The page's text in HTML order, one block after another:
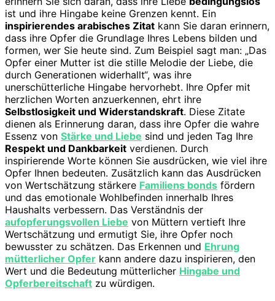
ist und ihre Hingabe keine Grenzen kennt. Ein
inspirierendes arabisches Zitat kann Sie daran erinnern,
dass ihre Opfer die Grundlage Ihres Lebens bilden und
formen, wer Sie heute sind. Zum Beispiel sagt man: „Das
Opfer einer Mutter ist die stille Melodie der Liebe, die
durch Generationen widerhallt“, was ihre
unerschütterliche Hingabe hervorhebt. Ihre Opfer mit
herzlichen Worten anzuerkennen, ehrt ihre
Selbstlosigkeit und Widerstandskraft. Diese Zitate
dienen als Erinnerung daran, dass ihre Opfer die wahre
Essenz von Stärke und Liebe sind und jeden Tag Ihre
Respekt und Dankbarkeit verdienen. Durch
inspirierende Worte können Sie ausdrücken, wie viel ihre
Opfer Ihnen bedeuten. Zusätzlich kann das Ausdrücken
von Wertschätzung stärkere Familiens bonds fördern
und das emotionale Wohlbefinden innerhalb Ihres
Haushalts verbessern. Das Verständnis der
aufopferungsvollen Liebe von Müttern vertieft Ihre
Wertschätzung und ermutigt Sie, ihre Opfer noch
bewusster zu schätzen. Das Erkennen und Ehrung
mütterlicher Opfer kann andere dazu inspirieren, den
Wert und die Bedeutung mütterlicher Hingabe und
Opferbereitschaft zu würdigen.